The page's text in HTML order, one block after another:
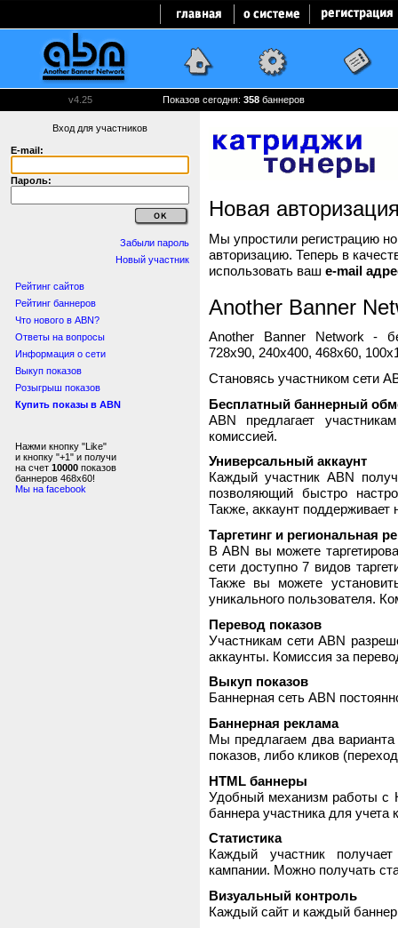
v4.25 Показов сегодня: 358 баннеров
Вход для участников
E-mail:
Пароль:
Забыли пароль
Новый участник
Рейтинг сайтов
Рейтинг баннеров
Что нового в ABN?
Ответы на вопросы
Информация о сети
Выкуп показов
Розыгрыш показов
Купить показы в ABN
Нажми кнопку "Like"
и кнопку "+1" и получи
на счет 10000 показов
баннеров 468x60!
Мы на facebook
Новая
Мы упростили регистрацию
авторизацию. Теперь в
использовать ваш e-mail
Another Banner
Another Banner Network -
728x90, 240x400, 468x60,
Становясь участником сети
Бесплатный баннерный
ABN предлагает
комиссией.
Универсальный аккаунт
Каждый участник ABN
позволяющий быстро
Также, аккаунт поддерживает
Таргетинг и региональная
В ABN вы можете
сети доступно 7 видов
Также вы можете
уникального пользователя.
Перевод показов
Участникам сети ABN
аккаунты. Комиссия за
Выкуп показов
Баннерная сеть ABN
Баннерная реклама
Мы предлагаем два
показов, либо кликов
HTML баннеры
Удобный механизм работы с
баннера участника для
Статистика
Каждый участник
кампании. Можно получать
Визуальный контроль
Каждый сайт и каждый